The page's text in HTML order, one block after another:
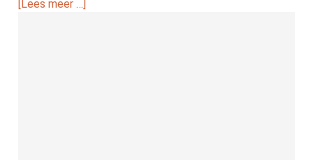
[Lees meer …]